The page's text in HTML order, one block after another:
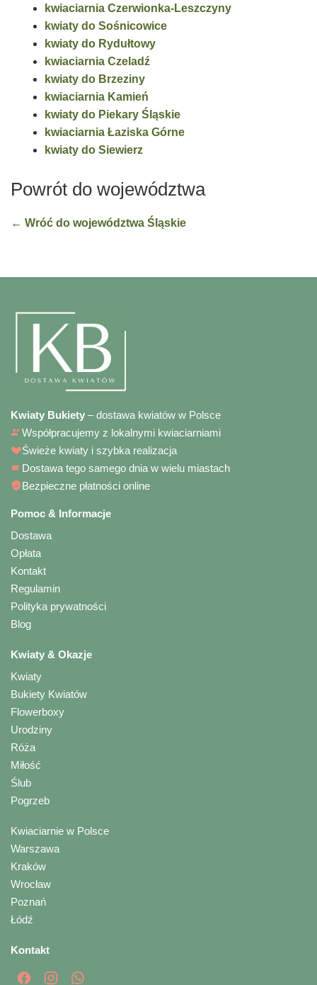
kwiaciarnia Czerwionka-Leszczyny
kwiaty do Sośnicowice
kwiaty do Rydułtowy
kwiaciarnia Czeladź
kwiaty do Brzeziny
kwiaciarnia Kamień
kwiaty do Piekary Śląskie
kwiaciarnia Łaziska Górne
kwiaty do Siewierz
Powrót do województwa
← Wróć do województwa Śląskie
Kwiaty Bukiety – dostawa kwiatów w Polsce
Współpracujemy z lokalnymi kwiaciarniami
Świeże kwiaty i szybka realizacja
Dostawa tego samego dnia w wielu miastach
Bezpieczne płatności online
Pomoc & Informacje
Dostawa
Opłata
Kontakt
Regulamin
Polityka prywatności
Blog
Kwiaty & Okazje
Kwiaty
Bukiety Kwiatów
Flowerboxy
Urodziny
Róża
Miłość
Ślub
Pogrzeb
Kwiaciarnie w Polsce
Warszawa
Kraków
Wrocław
Poznań
Łódź
Kontakt